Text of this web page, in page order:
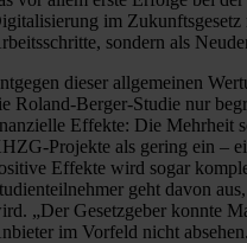
im
sondern als
dieser allgemeinen
Roland-Berger-Studie nur
Effekte: Die Mehrheit
Projekte als gering ein –
Effekte wird sogar
geht davon
„Der Gesetzgeber konnte
im Vorfeld nicht